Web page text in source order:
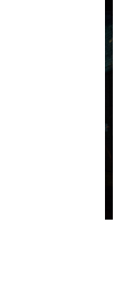
mākslas
ar savu